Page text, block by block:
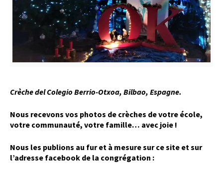
Crèche del Colegio Berrio-Otxoa, Bilbao, Espagne.
Nous recevons vos photos de crèches de votre école,
votre communauté, votre famille… avec joie !
Nous les publions au fur et à mesure sur ce site et sur
l’adresse facebook de la congrégation :